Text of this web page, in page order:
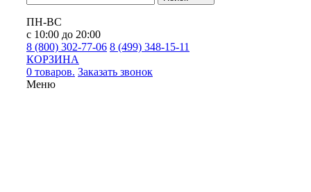
ПН-ВС
с 10:00 до 20:00
8 (800) 302-77-06 8 (499) 348-15-11
КОРЗИНА
0 товаров. Заказать звонок
Меню